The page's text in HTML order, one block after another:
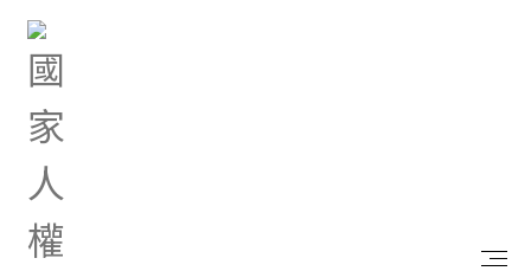
首頁
不同視角一窺綠島受難者的獄中生活史